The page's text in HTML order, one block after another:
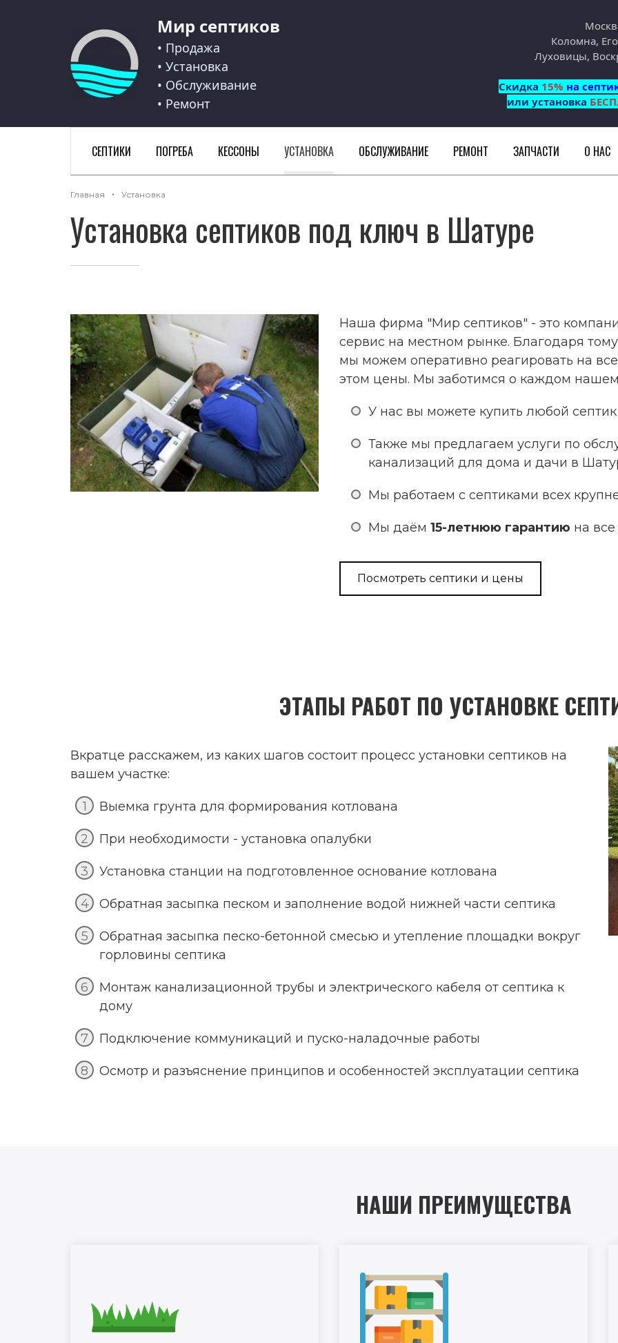
Мир септиков logo Мир септиков
• Продажа
• Установка
• Обслуживание
• Ремонт
Коломна,
Луховицы,
Cкидка 15% на
или установка
СЕПТИКИ ПОГРЕБА КЕССОНЫ УСТАНОВКА ОБСЛУЖИВАНИЕ РЕМОНТ ЗАПЧАСТИ О НАС
Главная Установка
Установка септиков под ключ в Шатуре
Наша фирма "Мир септиков" - это
сервис на местном рынке. Благодаря
мы можем оперативно реагировать на
этом цены. Мы заботимся о каждом
У нас вы можете купить любой
Также мы предлагаем услуги по
канализаций для дома и дачи в
Мы работаем с септиками всех
Мы даём 15-летнюю гарантию на
Посмотреть септики и цены
ЭТАПЫ РАБОТ ПО УСТАНОВКЕ
Вкратце расскажем, из каких шагов состоит процесс установки септиков на
вашем участке:
Выемка грунта для формирования котлована
При необходимости - установка опалубки
Установка станции на подготовленное основание котлована
Обратная засыпка песком и заполнение водой нижней части септика
Обратная засыпка песко-бетонной смесью и утепление площадки вокруг
горловины септика
Монтаж канализационной трубы и электрического кабеля от септика к
дому
Подключение коммуникаций и пуско-наладочные работы
Осмотр и разъяснение принципов и особенностей эксплуатации септика
НАШИ ПРЕИМУЩЕСТВА